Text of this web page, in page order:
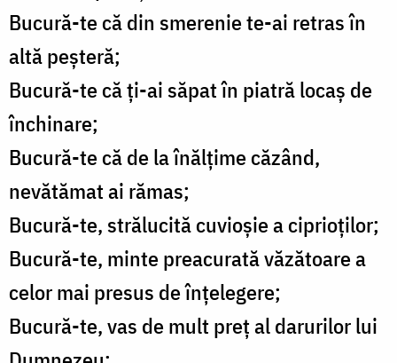
Bucură-te că din smerenie te-ai retras în
altă peșteră;
Bucură-te că ți-ai săpat în piatră locaș de
închinare;
Bucură-te că de la înălțime căzând,
nevătămat ai rămas;
Bucură-te, strălucită cuvioșie a ciprioților;
Bucură-te, minte preacurată văzătoare a
celor mai presus de înțelegere;
Bucură-te, vas de mult preț al darurilor lui